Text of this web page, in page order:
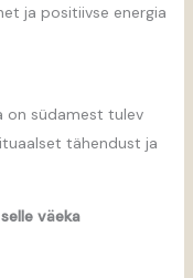
ja positiivse energia
on südamest tulev
tähendust ja
väeka